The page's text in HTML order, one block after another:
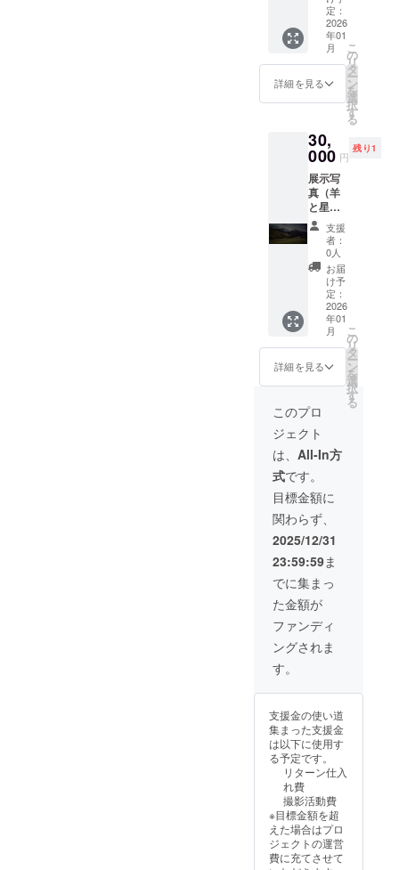
ご覧に
なって
ご購入
くださ
い。 写
真展終
ます。
帯広市
内はお
届け可
受け渡
し日時
や場所
につい
ては改
めて
メール
で相談
させて
くださ
い。
Ａ４（3
枚） 実
物をご
覧に
なって
ご購入
くださ
い。 写
了後の
お渡し
になり
ます。
帯広市
内はお
届け可
受け渡
し日時
や場所
につい
ては改
めて
メール
で相談
させて
くださ
定：
2026
年01
月
詳細を見る
こ
の
リ
タ
ー
ン
を
選
択
す
る
30,
000 円
残り1
展示写
真（羊
と星
空） 作
品サイ
ズ：縦
62cm×
115cm
実物を
ご覧に
なって
ご購入
くださ
い。 写
真展終
了後の
お渡し
になり
ます。
帯広市
内はお
届け可
受け渡
し日時
や場所
につい
ては改
めて
メール
で相談
させて
くださ
い。
支援
者：
0人
お届
け予
定：
2026
年01
月
詳細を見る
こ
の
リ
タ
ー
ン
を
選
択
す
る
このプロ
ジェクト
は、 All-In方
式です。
目標金額に
関わらず、
2025/12/31
23:59:59ま
でに集まっ
た金額が
ファンディ
ングされま
す。
支援金の使い道
集まった支援金
は以下に使用す
る予定です。
リターン仕入
れ費
撮影活動費
※目標金額を超
えた場合はプロ
ジェクトの運営
費に充てさせて